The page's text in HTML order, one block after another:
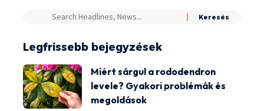
Legfrissebb bejegyzések
Miért sárgul a rododendron
levele? Gyakori problémák és
megoldások